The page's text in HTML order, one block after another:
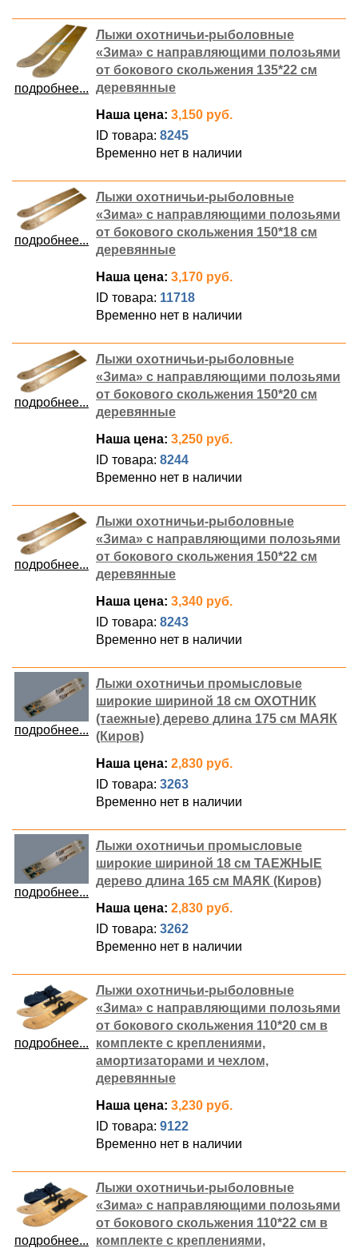
подробнее...
Лыжи охотничьи-рыболовные
«Зима» с направляющими полозьями
от бокового скольжения 135*22 см
деревянные
Наша цена: 3,150 руб.
ID товара: 8245
Временно нет в наличии
подробнее...
Лыжи охотничьи-рыболовные
«Зима» с направляющими полозьями
от бокового скольжения 150*18 см
деревянные
Наша цена: 3,170 руб.
ID товара: 11718
Временно нет в наличии
подробнее...
Лыжи охотничьи-рыболовные
«Зима» с направляющими полозьями
от бокового скольжения 150*20 см
деревянные
Наша цена: 3,250 руб.
ID товара: 8244
Временно нет в наличии
подробнее...
Лыжи охотничьи-рыболовные
«Зима» с направляющими полозьями
от бокового скольжения 150*22 см
деревянные
Наша цена: 3,340 руб.
ID товара: 8243
Временно нет в наличии
подробнее...
Лыжи охотничьи промысловые
широкие шириной 18 см ОХОТНИК
(таежные) дерево длина 175 см МАЯК
(Киров)
Наша цена: 2,830 руб.
ID товара: 3263
Временно нет в наличии
подробнее...
Лыжи охотничьи промысловые
широкие шириной 18 см ТАЕЖНЫЕ
дерево длина 165 см МАЯК (Киров)
Наша цена: 2,830 руб.
ID товара: 3262
Временно нет в наличии
подробнее...
Лыжи охотничьи-рыболовные
«Зима» с направляющими полозьями
от бокового скольжения 110*20 см в
комплекте с креплениями,
амортизаторами и чехлом,
деревянные
Наша цена: 3,230 руб.
ID товара: 9122
Временно нет в наличии
подробнее...
Лыжи охотничьи-рыболовные
«Зима» с направляющими полозьями
от бокового скольжения 110*22 см в
комплекте с креплениями,